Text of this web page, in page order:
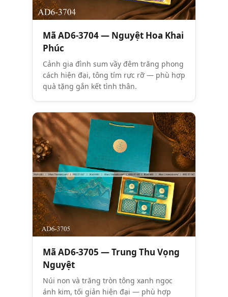
Mã AD6-3704 — Nguyệt Hoa Khai
Phúc
Cảnh gia đình sum vầy đêm trăng phong
cách hiện đại, tông tím rực rỡ — phù hợp
quà tặng gắn kết tình thân.
Mã AD6-3705 — Trung Thu Vọng
Nguyệt
Núi non và trăng tròn tông xanh ngọc
ánh kim, tối giản hiện đại — phù hợp